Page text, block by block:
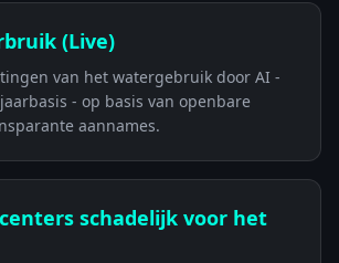
(Live)
van het watergebruik door AI -
- op basis van openbare
aannames.
schadelijk voor het